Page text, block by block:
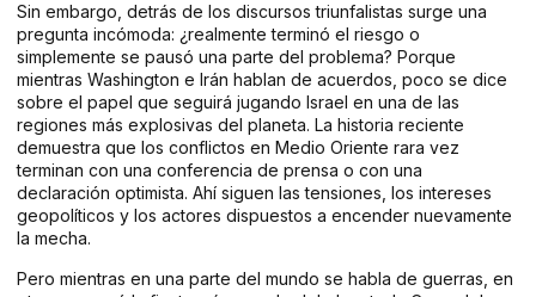
Sin embargo, detrás de los discursos triunfalistas surge una
pregunta incómoda: ¿realmente terminó el riesgo o
simplemente se pausó una parte del problema? Porque
mientras Washington e Irán hablan de acuerdos, poco se dice
sobre el papel que seguirá jugando Israel en una de las
regiones más explosivas del planeta. La historia reciente
demuestra que los conflictos en Medio Oriente rara vez
terminan con una conferencia de prensa o con una
declaración optimista. Ahí siguen las tensiones, los intereses
geopolíticos y los actores dispuestos a encender nuevamente
la mecha.
Pero mientras en una parte del mundo se habla de guerras, en